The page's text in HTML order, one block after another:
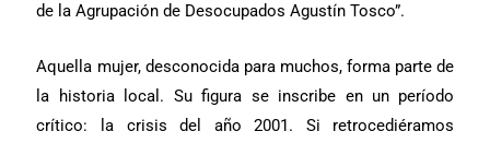
de la Agrupación de Desocupados Agustín Tosco”.
Aquella mujer, desconocida para muchos, forma parte de
la historia local. Su figura se inscribe en un período
crítico: la crisis del año 2001. Si retrocediéramos